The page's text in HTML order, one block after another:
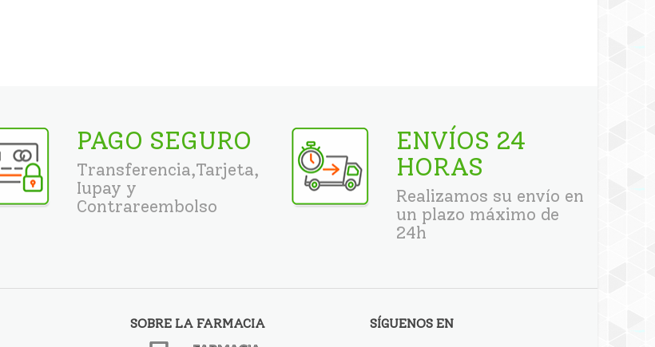
PAGO SEGURO
Transferencia,Tarjeta,
Iupay y
Contrareembolso
ENVÍOS 24
HORAS
Realizamos su envío en
un plazo máximo de
24h
SOBRE LA FARMACIA SÍGUENOS EN